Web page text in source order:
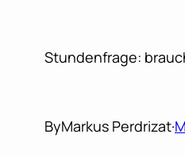
Stundenfrage:
ByMarkus Perdrizat·